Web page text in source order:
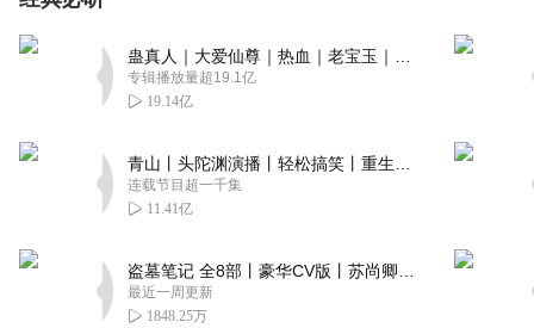
专辑播放量超19.1亿
19.14亿
连载节目超一千集
11.41亿
最近一周更新
1848.25万